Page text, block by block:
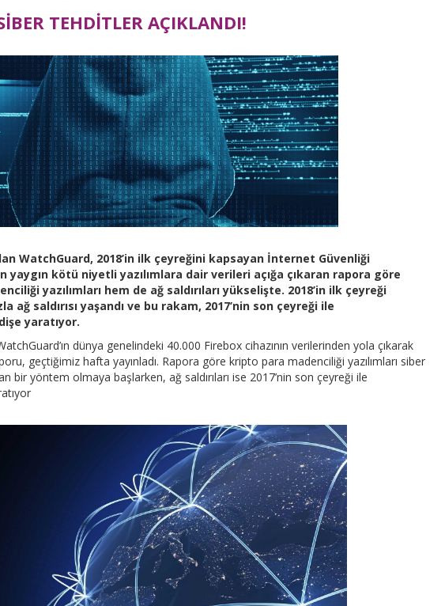
TEHDİTLER AÇIKLANDI!
WatchGuard, 2018’in ilk çeyreğini kapsayan İnternet Güvenliği
yaygın kötü niyetli yazılımlara dair verileri açığa çıkaran rapora göre
yazılımları hem de ağ saldırıları yükselişte. 2018’in ilk çeyreği
saldırısı yaşandı ve bu rakam, 2017’nin son çeyreği ile
yaratıyor.
dünya genelindeki 40.000 Firebox cihazının verilerinden yola çıkarak
geçtiğimiz hafta yayınladı. Rapora göre kripto para madenciliği yazılımları siber
bir yöntem olmaya başlarken, ağ saldırıları ise 2017’nin son çeyreği ile